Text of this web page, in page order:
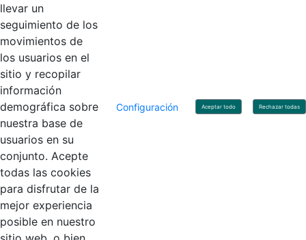
Linkedin
Contacto
Línea de servicio al ciudadano: +57(601) 492 64 00
Correo Institucional:
Correo de notificaciones judiciales:
notificacionjudicial@contaduria.gov.co
Correo de Asuntos disciplinarios:
asuntosdisciplinarios@contaduria.gov.co
Línea Anticorrupción: +57(601) 492 64 00 Ext. 4
Política de privacidad y protección de datos personales
Política de derechos de autor
Términos y condiciones de uso
© Copyright 2026 - Todos los derechos reservados
Gobierno de Colombia
llevar un
seguimiento de los
movimientos de
los usuarios en el
sitio y recopilar
información
demográfica sobre
nuestra base de
usuarios en su
conjunto. Acepte
todas las cookies
para disfrutar de la
mejor experiencia
posible en nuestro
Configuración Aceptar todo Rechazar todas